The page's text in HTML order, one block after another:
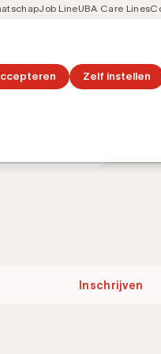
Zelf instellen
Job LineUBA Care Lines
Inschrijven